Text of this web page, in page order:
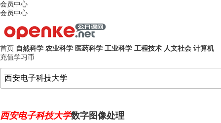
会员中心
会员中心
首页 自然科学 农业科学 医药科学 工业科学 工程技术 人文社会 计算机
充值学习币
西安电子科技大学数字图像处理